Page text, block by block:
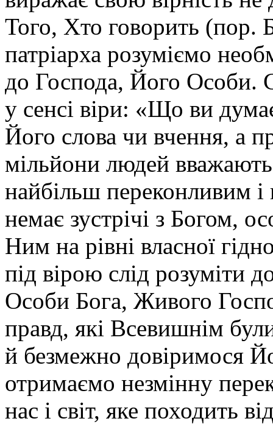
Того, Хто говорить (пор.
патріарха розуміємо
до Господа, Його Особи.
у сенсі віри: «Що ви
Його слова чи вчення, а
мільйони людей вважають
найбільш переконливим і
немає зустрічі з Богом,
Ним на рівні власної
під вірою слід розуміти
Особи Бога, Живого
правд, які Всевишнім
й безмежно довіримося
отримаємо незмінну
нас і світ, яке походить